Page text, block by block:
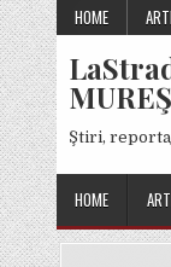
Skip
to
content
HOME
MUREŞ
Ştiri,
HOME